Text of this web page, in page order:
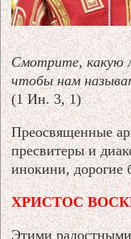
Смотрите, какую
чтобы нам
(1 Ин. 3, 1)
Преосвященные
пресвитеры и
инокини, дорогие
ХРИСТОС
Этими